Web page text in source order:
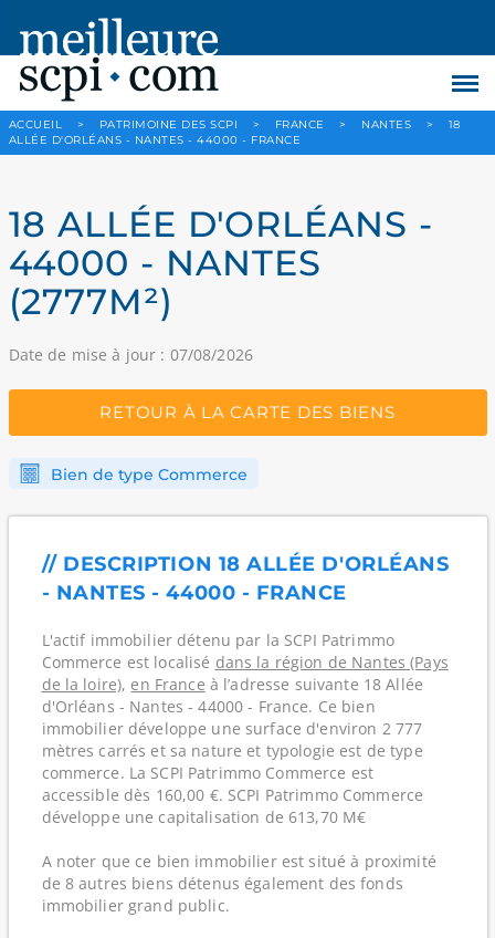
ACCUEIL > PATRIMOINE DES SCPI > FRANCE > NANTES >
18
ALLÉE D'ORLÉANS - NANTES - 44000 - FRANCE
18 ALLÉE D'ORLÉANS -
44000 - NANTES
(2777M²)
Date de mise à jour : 07/08/2026
RETOUR À LA CARTE DES BIENS
Bien de type Commerce
// DESCRIPTION 18 ALLÉE D'ORLÉANS
- NANTES - 44000 - FRANCE
L'actif immobilier détenu par la SCPI Patrimmo
Commerce est localisé dans la région de Nantes (Pays
de la loire), en France à l’adresse suivante 18 Allée
d'Orléans - Nantes - 44000 - France. Ce bien
immobilier développe une surface d'environ 2 777
mètres carrés et sa nature et typologie est de type
commerce. La SCPI Patrimmo Commerce est
accessible dès 160,00 €. SCPI Patrimmo Commerce
développe une capitalisation de 613,70 M€
A noter que ce bien immobilier est situé à proximité
de 8 autres biens détenus également des fonds
immobilier grand public.